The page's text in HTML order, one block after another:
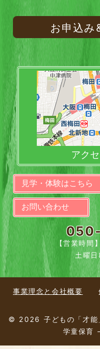
お申込み
アク
見学・体験はこちら
お問い合わせ
【営業時
土曜
事業理念と会社概要
© 2026 子どもの「才能
学童保育